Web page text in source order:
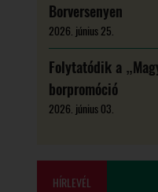
Borversenyen
2026. június 25.
Folytatódik a
borpromóció
2026. június 03.
HÍRLEVÉL